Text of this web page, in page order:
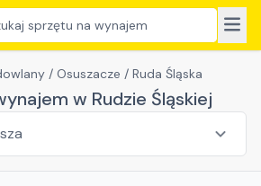
sprzętu na wynajem
/ Osuszacze / Ruda Śląska
w Rudzie Śląskiej